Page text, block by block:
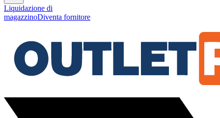
Liquidazione di
magazzinoDiventa fornitore